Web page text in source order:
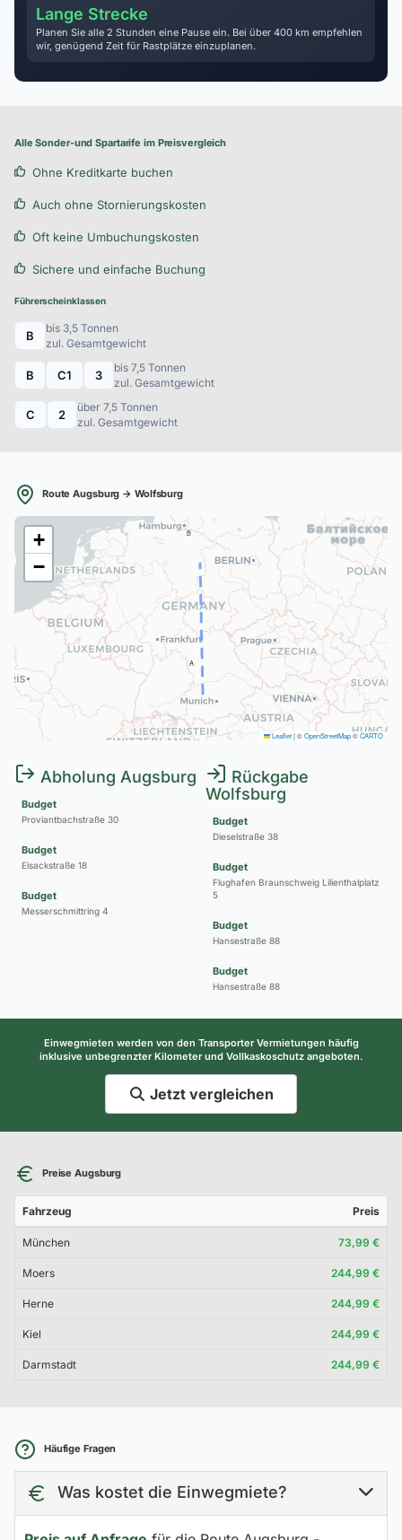
Lange Strecke
Planen Sie alle 2 Stunden eine Pause ein. Bei über 400 km empfehlen
wir, genügend Zeit für Rastplätze einzuplanen.
Alle Sonder-und Spartarife im Preisvergleich
Ohne Kreditkarte buchen
Auch ohne Stornierungskosten
Oft keine Umbuchungskosten
Sichere und einfache Buchung
Führerscheinklassen
B
bis 3,5 Tonnen
zul. Gesamtgewicht
B C1 3
bis 7,5 Tonnen
zul. Gesamtgewicht
C 2
über 7,5 Tonnen
zul. Gesamtgewicht
Route Augsburg → Wolfsburg
A
B
+
−
Leaflet|©OpenStreetMap©CARTO
Abholung Augsburg
Budget
Proviantbachstraße 30
Budget
Eisackstraße 18
Budget
Messerschmittring 4
Rückgabe
Wolfsburg
Budget
Dieselstraße 38
Budget
Flughafen Braunschweig Lilienthalplatz
5
Budget
Hansestraße 88
Budget
Hansestraße 88
Einwegmieten werden von den Transporter Vermietungen häufig
inklusive unbegrenzter Kilometer und Vollkaskoschutz angeboten.
Jetzt vergleichen
Preise Augsburg
Fahrzeug Preis
München 73,99 €
Moers 244,99 €
Herne 244,99 €
Kiel 244,99 €
Darmstadt 244,99 €
Häufige Fragen
Was kostet die Einwegmiete?